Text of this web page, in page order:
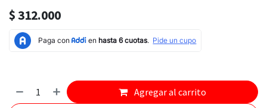
$312.000
Agregar al carrito